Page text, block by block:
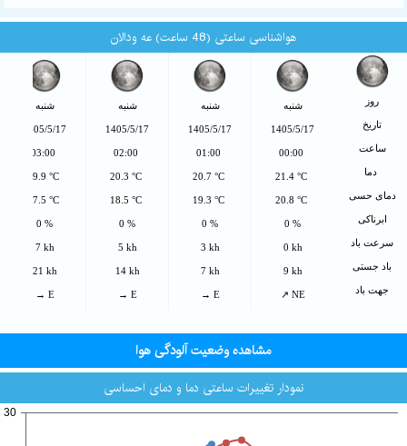
هواشناسی ساعتی (48 ساعت) عه ودالان
روز
تاریخ
ساعت
دمای حسی
ابرناکی
سرعت باد
باد جستی
جهت باد
شنبه
1405/5/17
00:00
21.4 °C
20.8 °C
0 %
0 kh
9 kh
↗ NE
شنبه
1405/5/17
01:00
20.7 °C
19.3 °C
0 %
3 kh
7 kh
→ E
شنبه
1405/5/17
02:00
20.3 °C
18.5 °C
0 %
5 kh
14 kh
→ E
شنبه
1405/5/17
03:00
19.9 °C
17.5 °C
0 %
7 kh
21 kh
→ E
مشاهده وضعیت آلودگی هوا
نمودار تغییرات ساعتی دما و دمای احساسی